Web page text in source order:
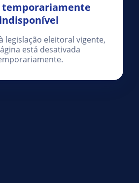
temporariamente
indisponível
legislação eleitoral vigente,
está desativada